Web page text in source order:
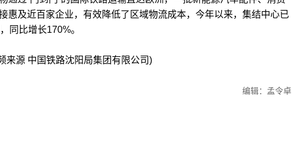
惠及近百家企业，有效降低了区域物流成本，今年以来，集结中心已
同比增长170%。
源 中国铁路沈阳局集团有限公司)
编辑：孟令卓